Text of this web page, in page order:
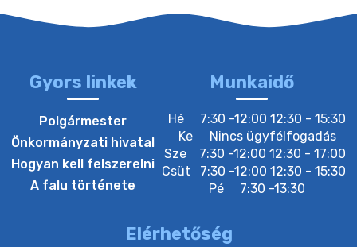
Gyors linkek
Polgármester
Önkormányzati hivatal
Hogyan kell felszerelni
A falu története
Munkaidő
Hé
7:30 -12:00 12:30 - 15:30
Ke
Nincs ügyfélfogadás
Sze
7:30 -12:00 12:30 - 17:00
Csüt
7:30 -12:00 12:30 - 15:30
Pé
7:30 -13:30
Elérhetőség